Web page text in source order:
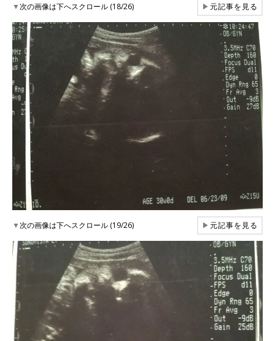
▼次の画像は下へスクロール (18/26) ▶元記事を見る
▼次の画像は下へスクロール (19/26) ▶元記事を見る